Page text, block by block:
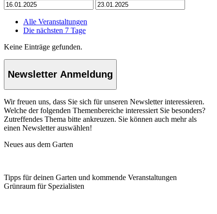
Alle Veranstaltungen
Die nächsten 7 Tage
Keine Einträge gefunden.
Newsletter Anmeldung
Wir freuen uns, dass Sie sich für unseren Newsletter interessieren.
Welche der folgenden Themenbereiche interessiert Sie besonders?
Zutreffendes Thema bitte ankreuzen. Sie können auch mehr als
einen Newsletter auswählen!
Neues aus dem Garten
Tipps für deinen Garten und kommende Veranstaltungen
Grünraum für Spezialisten